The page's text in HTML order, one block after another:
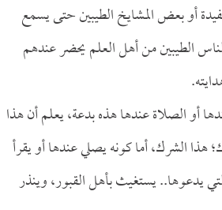
أو بعض المشايخ الطيبين حتى يسمع
الطيبين من أهل العلم يحضر عندهم
أو الصلاة عندها هذه بدعة، يعلم أن هذا
هذا الشرك، أما كونه يصلي عندها أو يقرأ
يدعوها.. يستغيث بأهل القبور، وينذر